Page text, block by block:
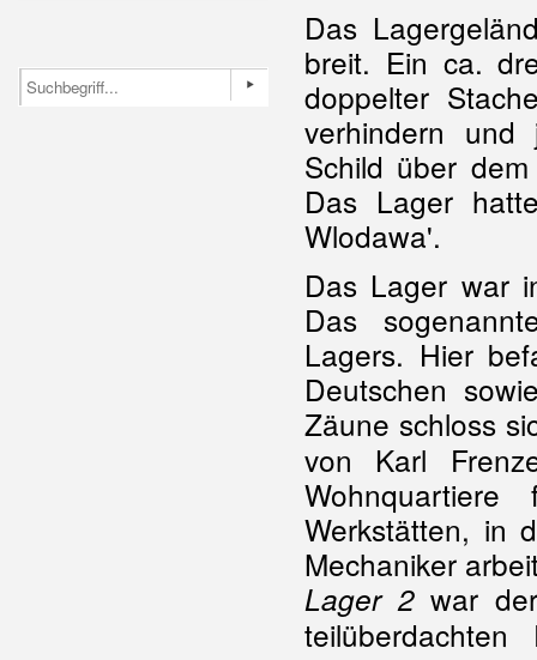
Das
breit. Ein ca.
doppelter
verhindern und
Schild über dem
Das Lager
Wlodawa'.
Das Lager war
Das
Lagers. Hier
Deutschen
Zäune schloss
von Karl
Werkstätten, in
Mechaniker
Lager 2war der